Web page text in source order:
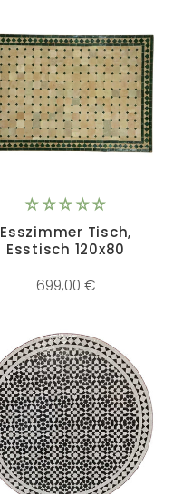
Esszimmer Tisch,
Esstisch 120x80
699,00 €